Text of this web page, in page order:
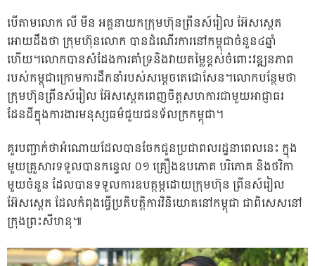
បើតាមលោក លី មីន អគ្គនាយកក្រុមហ៊ុនព្រីនស៍រៀល អ៊ែសស្តេត
អោយដឹងថា ក្រុមហ៊ុនលោក បានដំណើរការនៅកម្ពុជាចំនួន៤ឆ្នាំ
ហើយ។លោកបានសំដែងការគាំទ្រនិងវាយតម្លៃខ្ពស់ចំពោះវឌ្ឍនភាព
របស់កម្ពុជាក្រោមការដឹកនាំរបស់សម្តេចតេជោសែន។លោកបន្ថែមថា
ក្រុមហ៊ុនព្រីនស៍រៀល អ៊ែសស្តេតពេញចិត្តសហការជាមួយអាជ្ញាធរ
ដែនដីក្នុងការងារមនុស្សធម៌ជួយជនទ័លក្រកម្ពុជា។
គួរបញ្ជាក់ថាអំណោយដែលបានចែកជូនប្រជាពលរដ្ឋនាពេលនេះ ក្នុង
មួយគ្រួសារទទួលបានកន្ទេល ០១ គ្រឿងឧបភោគ បរិភោគ និងថវិកា
មួយចំនួន ដែលបានទទួលការឧបត្ថម្ភដោយក្រុមហ៊ុន ព្រីនស៍រៀល
អ៊ែសស្តេត ដែលកំពុងធ្វើប្រតិបត្តិការវិនិយោគនៅកម្ពុជា ជាពិសេសនៅ
ក្រុងព្រះសីហនុ៕